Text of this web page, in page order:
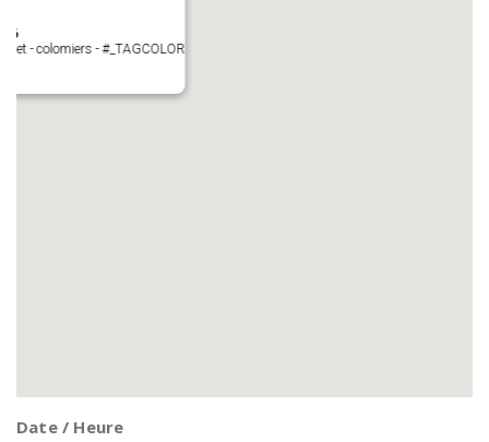
- colomiers - #_TAGCOLOR
Date / Heure